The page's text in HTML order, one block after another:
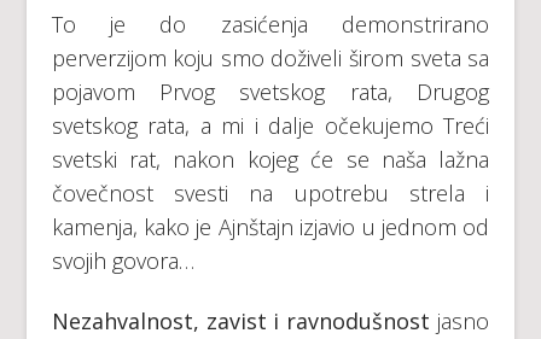
To je do zasićenja demonstrirano
perverzijom koju smo doživeli širom sveta sa
pojavom Prvog svetskog rata, Drugog
svetskog rata, a mi i dalje očekujemo Treći
svetski rat, nakon kojeg će se naša lažna
čovečnost svesti na upotrebu strela i
kamenja, kako je Ajnštajn izjavio u jednom od
svojih govora…
Nezahvalnost, zavist i ravnodušnost jasno